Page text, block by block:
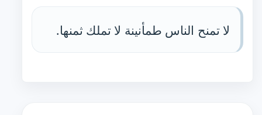
لا تمنح الناس طمأنينة لا تملك ثمنها.